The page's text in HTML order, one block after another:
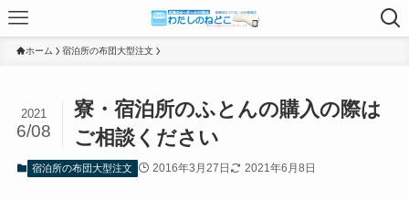
ホーム 宿泊所の布団大型注文
寮・宿泊所のふとんの購入の際は
ご相談ください
2021
6/08
宿泊所の布団大型注文 2016年3月27日 2021年6月8日